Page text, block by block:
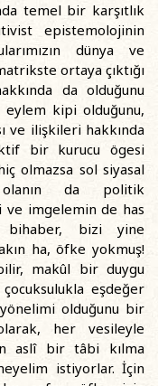
temel bir karşıtlık
epistemolojinin
dünya ve
ortaya çıktığı
da olduğunu
kipi olduğunu,
ve ilişkileri hakkında
bir kurucu ögesi
olmazsa sol siyasal
olanın da politik
ve imgelemin de has
bihaber, bizi yine
ha, öfke yokmuş!
makûl bir duygu
çocuksulukla eşdeğer
yönelimi olduğunu bir
her vesileyle
aslî bir tâbi kılma
istiyorlar. İçin